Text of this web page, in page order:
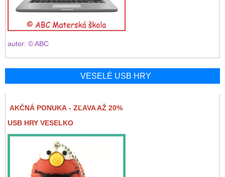
autor: © ABC
VESELÉ USB HRY
AKČNÁ PONUKA - ZĽAVA AŽ 20%
USB HRY VESELKO